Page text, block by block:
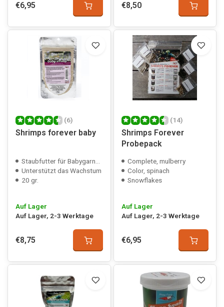
€6,95 €8,50
(6)
Shrimps forever baby
Staubfutter für Babygarnelen
Unterstützt das Wachstum
20 gr.
Auf Lager
Auf Lager, 2-3 Werktage
€8,75
(14)
Shrimps Forever
Probepack
Complete, mulberry
Color, spinach
Snowflakes
Auf Lager
Auf Lager, 2-3 Werktage
€6,95